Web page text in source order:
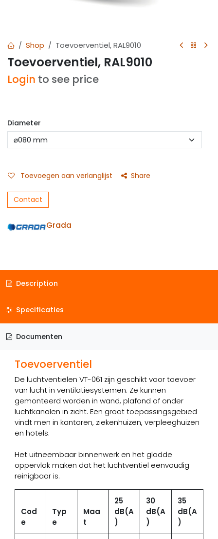
Shop Toevoerventiel, RAL9010
Toevoerventiel, RAL9010
Login to see price
Diameter
Toevoegen aan verlanglijst Share
Contact
Grada
Description
Specificaties
Documenten
Toevoerventiel
De luchtventielen VT-061 zijn geschikt voor toevoer
van lucht in ventilatiesystemen. Ze kunnen
gemonteerd worden in wand, plafond of onder
luchtkanalen in zicht. Een groot toepassingsgebied
vindt men in kantoren, ziekenhuizen, verpleeghuizen
en hotels.
Het uitneembaar binnenwerk en het gladde
oppervlak maken dat het luchtventiel eenvoudig
reinigbaar is.
Cod
e
Typ
e
Maa
t
25
dB(A
)
30
dB(A
)
35
dB(A
)